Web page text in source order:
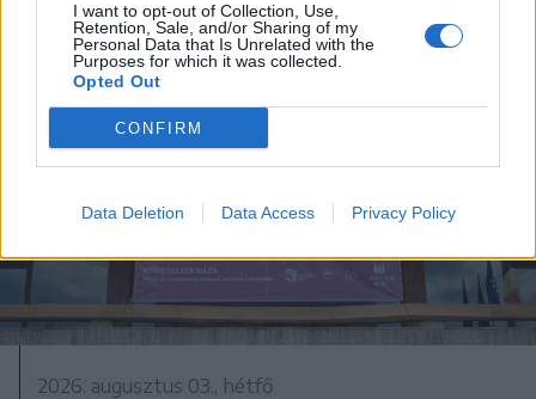
I want to opt-out of Collection, Use,
Retention, Sale, and/or Sharing of my
Personal Data that Is Unrelated with the
Purposes for which it was collected.
Opted Out
CONFIRM
Data Deletion Data Access Privacy Policy
2026. augusztus 03., hétfő